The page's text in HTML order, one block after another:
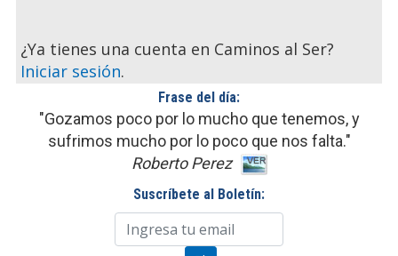
¿Ya tienes una cuenta en Caminos al Ser?
Iniciar sesión.
Frase del día:
"Gozamos poco por lo mucho que tenemos, y
sufrimos mucho por lo poco que nos falta."
Roberto Perez
Suscríbete al Boletín: